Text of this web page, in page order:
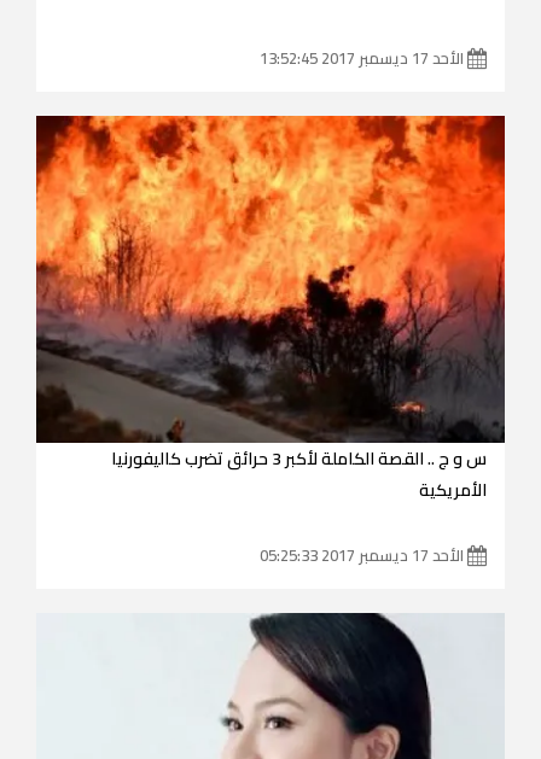
الأحد 17 ديسمبر 2017 13:52:45
س و ج .. القصة الكاملة لأكبر 3 حرائق تضرب كاليفورنيا
الأمريكية
الأحد 17 ديسمبر 2017 05:25:33